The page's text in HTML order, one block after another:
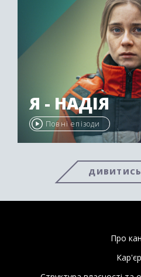
Я - НАДІЯ
Повні епізоди
Про